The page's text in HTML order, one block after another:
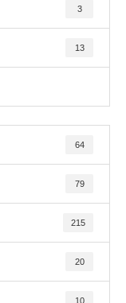
3
13
64
79
215
20
10